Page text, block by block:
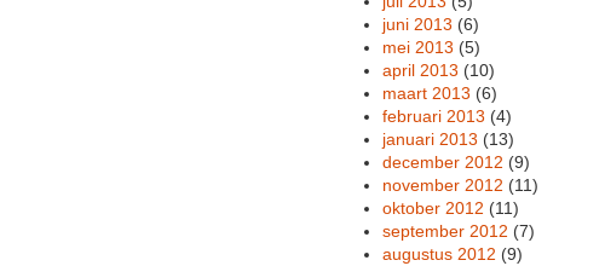
juni 2013 (6)
mei 2013 (5)
april 2013 (10)
maart 2013 (6)
februari 2013 (4)
januari 2013 (13)
december 2012 (9)
november 2012 (11)
oktober 2012 (11)
september 2012 (7)
augustus 2012 (9)